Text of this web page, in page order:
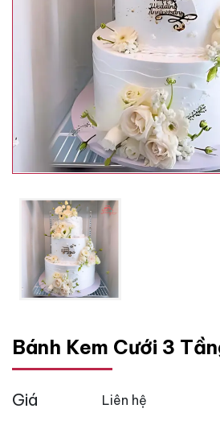
Bánh Kem Cưới 3
Giá Liên hệ